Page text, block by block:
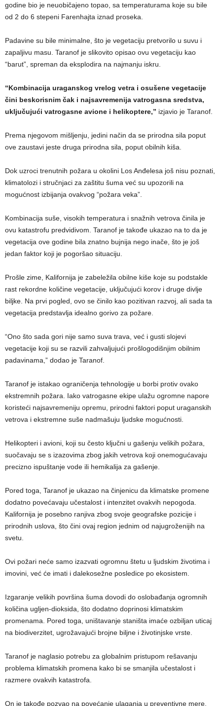
godine bio je neuobičajeno topao, sa temperaturama koje su bile
od 2 do 6 stepeni Farenhajta iznad proseka.
Padavine su bile minimalne, što je vegetaciju pretvorilo u suvu i
zapaljivu masu. Taranof je slikovito opisao ovu vegetaciju kao
“barut”, spreman da eksplodira na najmanju iskru.
“Kombinacija uraganskog vrelog vetra i osušene vegetacije
čini beskorisnim čak i najsavremenija vatrogasna sredstva,
uključujući vatrogasne avione i helikoptere,” izjavio je Taranof.
Prema njegovom mišljenju, jedini način da se prirodna sila poput
ove zaustavi jeste druga prirodna sila, poput obilnih kiša.
Dok uzroci trenutnih požara u okolini Los Anđelesa još nisu poznati,
klimatolozi i stručnjaci za zaštitu šuma već su upozorili na
mogućnost izbijanja ovakvog “požara veka”.
Kombinacija suše, visokih temperatura i snažnih vetrova činila je
ovu katastrofu predvidivom. Taranof je takođe ukazao na to da je
vegetacija ove godine bila znatno bujnija nego inače, što je još
jedan faktor koji je pogoršao situaciju.
Prošle zime, Kalifornija je zabeležila obilne kiše koje su podstakle
rast rekordne količine vegetacije, uključujući korov i druge divlje
biljke. Na prvi pogled, ovo se činilo kao pozitivan razvoj, ali sada ta
vegetacija predstavlja idealno gorivo za požare.
“Ono što sada gori nije samo suva trava, već i gusti slojevi
vegetacije koji su se razvili zahvaljujući prošlogodišnjim obilnim
padavinama,” dodao je Taranof.
Taranof je istakao ograničenja tehnologije u borbi protiv ovako
ekstremnih požara. Iako vatrogasne ekipe ulažu ogromne napore
koristeći najsavremeniju opremu, prirodni faktori poput uraganskih
vetrova i ekstremne suše nadmašuju ljudske mogućnosti.
Helikopteri i avioni, koji su često ključni u gašenju velikih požara,
suočavaju se s izazovima zbog jakih vetrova koji onemogućavaju
precizno ispuštanje vode ili hemikalija za gašenje.
Pored toga, Taranof je ukazao na činjenicu da klimatske promene
dodatno povećavaju učestalost i intenzitet ovakvih nepogoda.
Kalifornija je posebno ranjiva zbog svoje geografske pozicije i
prirodnih uslova, što čini ovaj region jednim od najugroženijih na
svetu.
Ovi požari neće samo izazvati ogromnu štetu u ljudskim životima i
imovini, već će imati i dalekosežne posledice po ekosistem.
Izgaranje velikih površina šuma dovodi do oslobađanja ogromnih
količina ugljen-dioksida, što dodatno doprinosi klimatskim
promenama. Pored toga, uništavanje staništa imaće ozbiljan uticaj
na biodiverzitet, ugrožavajući brojne biljne i životinjske vrste.
Taranof je naglasio potrebu za globalnim pristupom rešavanju
problema klimatskih promena kako bi se smanjila učestalost i
razmere ovakvih katastrofa.
On je takođe pozvao na povećanje ulaganja u preventivne mere,